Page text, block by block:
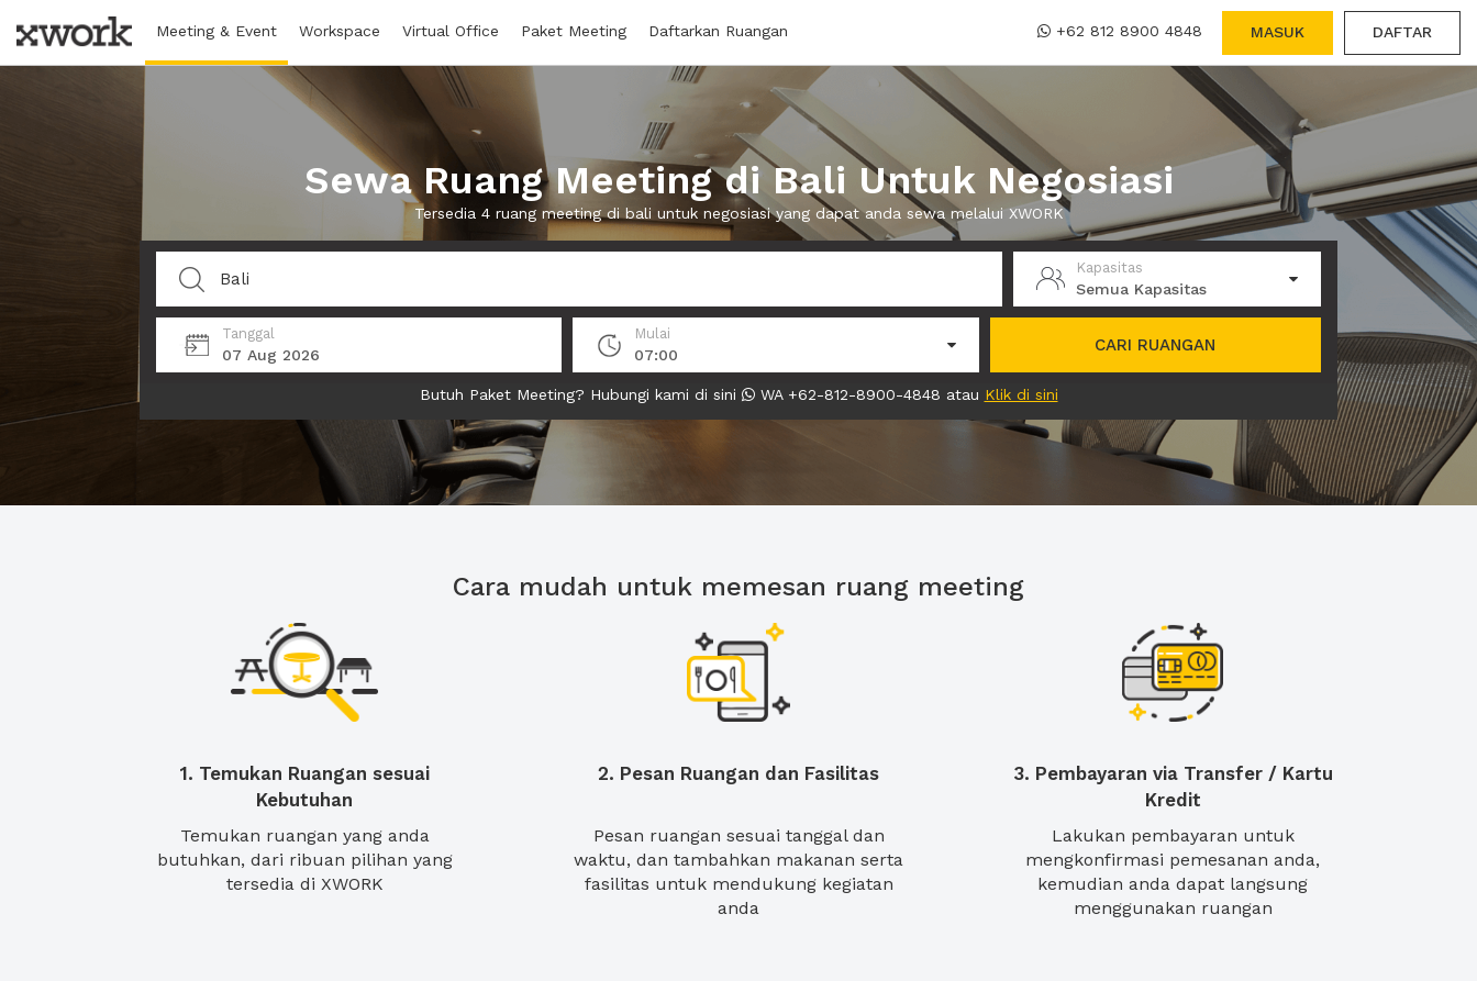
Meeting & Event Workspace Virtual Office Paket Meeting Daftarkan Ruangan +62 812 8900 4848 MASUK DAFTAR
Sewa Ruang Meeting di Bali Untuk Negosiasi
Tersedia 4 ruang meeting di bali untuk negosiasi yang dapat anda sewa melalui XWORK
Kapasitas
Semua Kapasitas
Tanggal
07 Aug 2026
Mulai
07:00
CARI RUANGAN
Butuh Paket Meeting? Hubungi kami di sini WA +62-812-8900-4848 atau Klik di sini
Cara mudah untuk memesan ruang meeting
1. Temukan Ruangan sesuai
Kebutuhan
Temukan ruangan yang anda
butuhkan, dari ribuan pilihan yang
tersedia di XWORK
2. Pesan Ruangan dan Fasilitas
Pesan ruangan sesuai tanggal dan
waktu, dan tambahkan makanan serta
fasilitas untuk mendukung kegiatan
anda
3. Pembayaran via Transfer / Kartu
Kredit
Lakukan pembayaran untuk
mengkonfirmasi pemesanan anda,
kemudian anda dapat langsung
menggunakan ruangan